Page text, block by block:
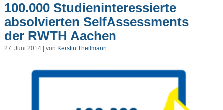
100.000 Studieninteressierte
absolvierten SelfAssessments
der RWTH Aachen
27. Juni 2014 | von Kerstin Theilmann